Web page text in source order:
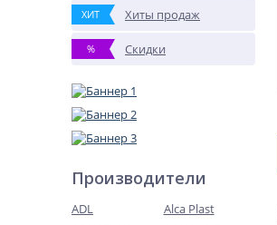
ХИТ Хиты продаж
% Скидки
Производители
ADL
Alca Plast